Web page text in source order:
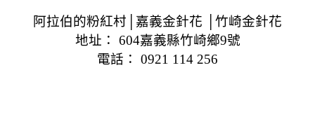
阿拉伯的粉紅村│嘉義金針花 │竹崎金針花
地址： 604嘉義縣竹崎鄉9號
電話： 0921 114 256